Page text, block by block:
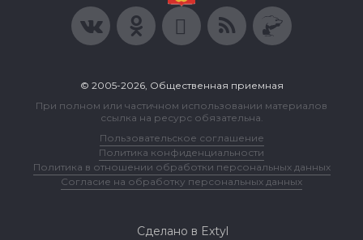
© 2005-2026, Общественная приемная
При полном или частичном использовании материалов
ссылка на ресурс обязательна.
Пользовательское соглашение
Политика конфиденциальности
Политика в отношении обработки персональных данных
Согласие на обработку персональных данных
Сделано в Extyl